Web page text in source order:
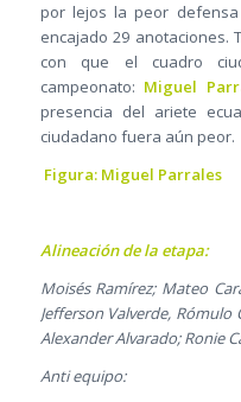
por lejos la peor
encajado 29 anotaciones.
con que el cuadro
campeonato: Miguel
presencia del ariete
ciudadano fuera aún peor.
Figura: Miguel Parrales
Alineación de la etapa:
Moisés Ramírez; Mateo
Jefferson Valverde,
Alexander Alvarado; Ronie
Anti equipo: